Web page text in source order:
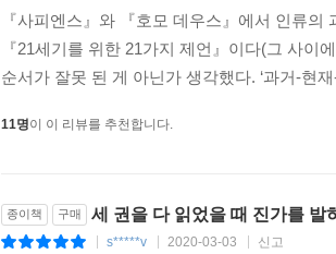
『사피엔스』와 『호모 데우스』에서 인류
『21세기를 위한 21가지 제언』이다(그 사
순서가 잘못 된 게 아닌가 생각했다. ‘과거-현
11명이 이 리뷰를 추천합니다.
종이책 구매 세 권을 다 읽었을 때 진가를 발
s*****v 2020-03-03 신고